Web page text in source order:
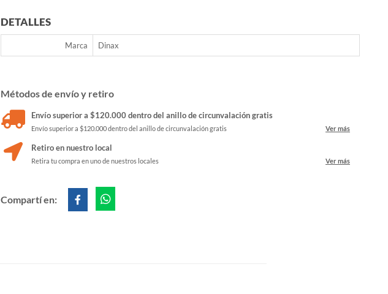
DETALLES
Marca Dinax
Métodos de envío y retiro
Envío superior a $120.000 dentro del anillo de circunvalación gratis
Envío superior a $120.000 dentro del anillo de circunvalación gratis Ver más
Retiro en nuestro local
Retira tu compra en uno de nuestros locales Ver más
Compartí en: